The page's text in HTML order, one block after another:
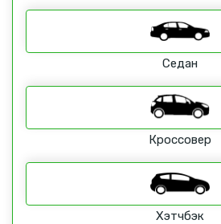
Седан
Кроссовер
Хэтчбэк